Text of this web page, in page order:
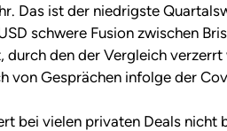
Das ist der niedrigste
schwere Fusion zwischen
durch den der Vergleich verzerrt
von Gesprächen infolge der
bei vielen privaten Deals nicht